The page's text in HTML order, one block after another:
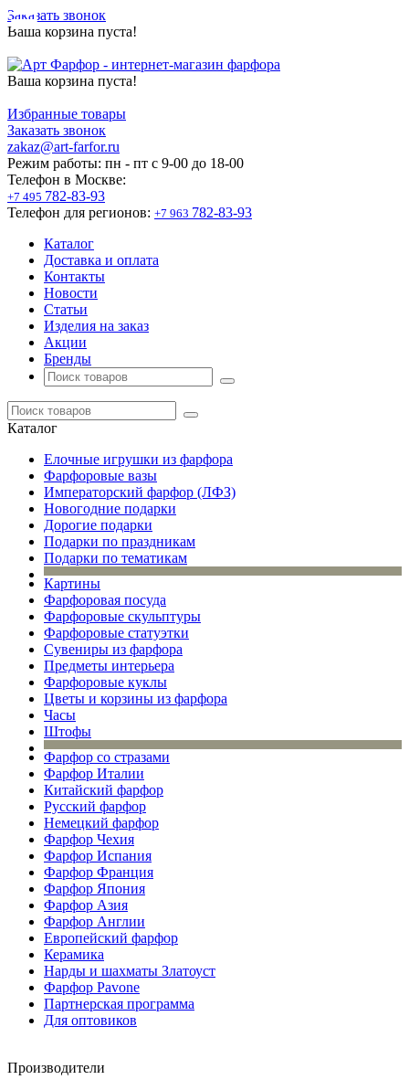
Заказать звонок
Ваша корзина пуста!
Ваша корзина пуста!
Избранные товары
Заказать звонок
zakaz@art-farfor.ru
Режим работы: пн - пт c 9-00 до 18-00
Телефон в Москве:
+7 495 782-83-93
Телефон для регионов: +7 963 782-83-93
Каталог
Доставка и оплата
Контакты
Новости
Статьи
Изделия на заказ
Акции
Бренды
Каталог
Елочные игрушки из фарфора
Фарфоровые вазы
Императорский фарфор (ЛФЗ)
Новогодние подарки
Дорогие подарки
Подарки по праздникам
Подарки по тематикам
Картины
Фарфоровая посуда
Фарфоровые скульптуры
Фарфоровые статуэтки
Сувениры из фарфора
Предметы интерьера
Фарфоровые куклы
Цветы и корзины из фарфора
Часы
Штофы
Фарфор со стразами
Фарфор Италии
Китайский фарфор
Русский фарфор
Немецкий фарфор
Фарфор Чехия
Фарфор Испания
Фарфор Франция
Фарфор Япония
Фарфор Азия
Фарфор Англии
Европейский фарфор
Керамика
Нарды и шахматы Златоуст
Фарфор Pavone
Партнерская программа
Для оптовиков
Производители